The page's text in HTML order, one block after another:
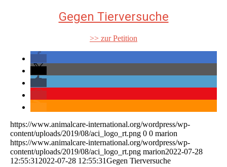
Gegen Tierversuche
>> zur Petition
https://www.animalcare-international.org/wordpress/wp-
content/uploads/2019/08/aci_logo_rt.png 0 0 marion
https://www.animalcare-international.org/wordpress/wp-
content/uploads/2019/08/aci_logo_rt.png marion2022-07-28
12:55:31 2022-07-28 12:55:31Gegen Tierversuche